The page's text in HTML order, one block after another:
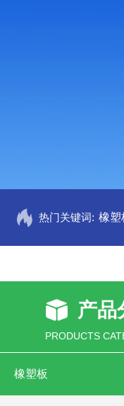
热门关键词:
产品
PRODUCTS
橡塑板